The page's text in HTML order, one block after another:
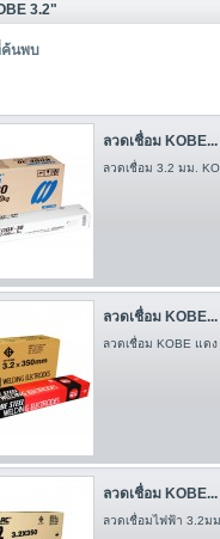
3.2"
ค้นพบ
ลวดเชื่อม KOBE...
ลวดเชื่อม 3.2 มม.
ลวดเชื่อม KOBE...
ลวดเชื่อม KOBE แด
ลวดเชื่อม KOBE...
ลวดเชื่อมไฟฟ้า 3.2ม